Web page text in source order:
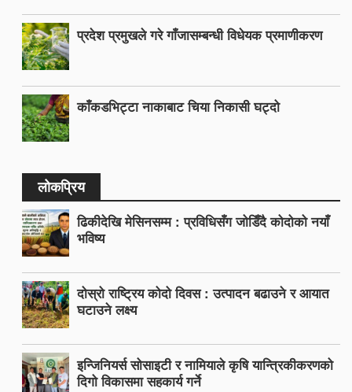
प्रदेश प्रमुखले गरे गाँजासम्बन्धी विधेयक प्रमाणीकरण
काँकडभिट्टा नाकाबाट चिया निकासी घट्दो
लोकप्रिय
ढिकीदेखि मेसिनसम्म : प्रविधिसँग जोडिँदै कोदोको नयाँ
भविष्य
दोस्रो राष्ट्रिय कोदो दिवस : उत्पादन बढाउने र आयात
घटाउने लक्ष्य
इन्जिनियर्स सोसाइटी र नामियाले कृषि यान्त्रिकीकरणको
दिगो विकासमा सहकार्य गर्ने